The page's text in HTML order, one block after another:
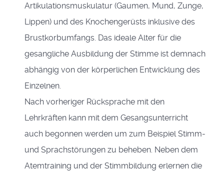
Artikulationsmuskulatur (Gaumen, Mund, Zunge,
Lippen) und des Knochengerüsts inklusive des
Brustkorbumfangs. Das ideale Alter für die
gesangliche Ausbildung der Stimme ist demnach
abhängig von der körperlichen Entwicklung des
Einzelnen.
Nach vorheriger Rücksprache mit den
Lehrkräften kann mit dem Gesangsunterricht
auch begonnen werden um zum Beispiel Stimm-
und Sprachstörungen zu beheben. Neben dem
Atemtraining und der Stimmbildung erlernen die